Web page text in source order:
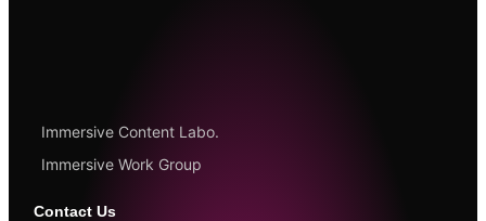
Immersive Content Labo.
Immersive Work Group
Contact Us